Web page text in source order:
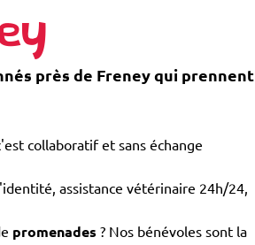
près de Freney qui prennent
collaboratif et sans échange
assistance vétérinaire 24h/24,
promenades ? Nos bénévoles sont la